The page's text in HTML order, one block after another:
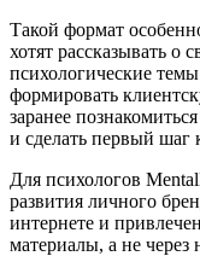
Такой формат
хотят рассказывать о
психологические
формировать
заранее
и сделать первый
Для психологов
развития личного
интернете и
материалы, а не через